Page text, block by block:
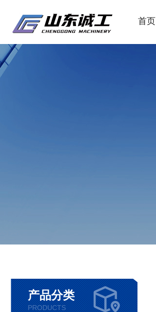
首页
产品分类
PRODUCTS